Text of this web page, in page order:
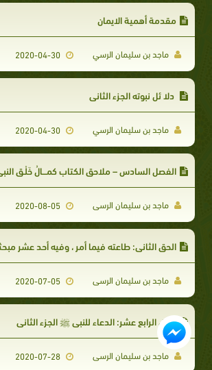
مقدمة أهمية الايمان
ماجد بن سليمان الرسي 2020-04-30
دلا ئل نبوته الجزء الثانى
ماجد بن سليمان الرسي 2020-04-30
الفصل السادس – ملاحق الكتاب كمـــالُ خَلْـقِ النبي
ماجد بن سليمان الرسى 2020-08-05
الحق الثاني: طاعته فيما أمر ، وفيه أحد عشر
ماجد بن سليمان الرسى 2020-07-05
الحق الرابع عشر: الدعاء للنبي ﷺ الجزء الثانى
ماجد بن سليمان الرسى 2020-07-28